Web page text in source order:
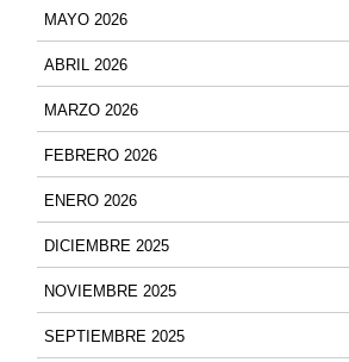
MAYO 2026
ABRIL 2026
MARZO 2026
FEBRERO 2026
ENERO 2026
DICIEMBRE 2025
NOVIEMBRE 2025
SEPTIEMBRE 2025